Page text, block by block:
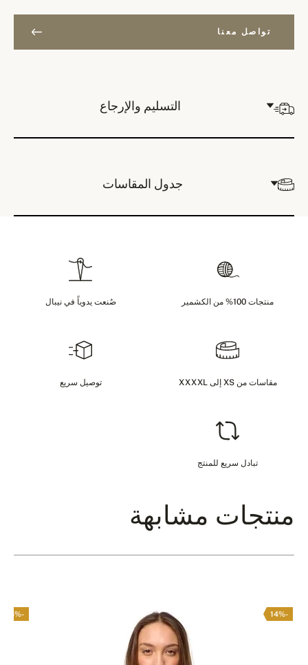
تواصل معنا
التسليم والإرجاع
جدول المقاسات
منتجات 100% من الكشمير صُنعت يدوياً في نيبال
مقاسات من XS إلى XXXXL توصيل سريع
تبادل سريع للمنتج
منتجات مشابهة
-14%
-16%